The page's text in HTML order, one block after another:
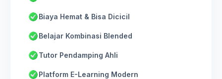
Biaya Hemat & Bisa Dicicil
Belajar Kombinasi Blended
Tutor Pendamping Ahli
Platform E-Learning Modern